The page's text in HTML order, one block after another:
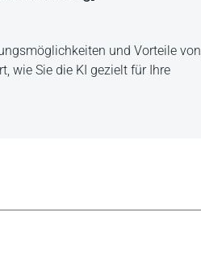
und Vorteile von
wie Sie die KI gezielt für Ihre